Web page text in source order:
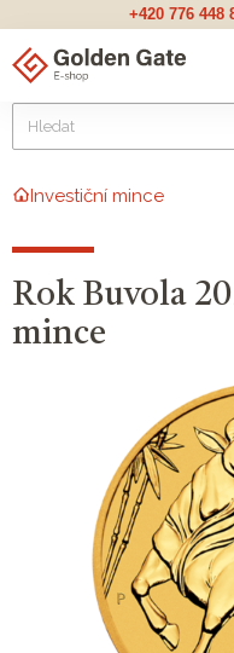
+420 776 448
Investiční mince
Rok Buvola
mince